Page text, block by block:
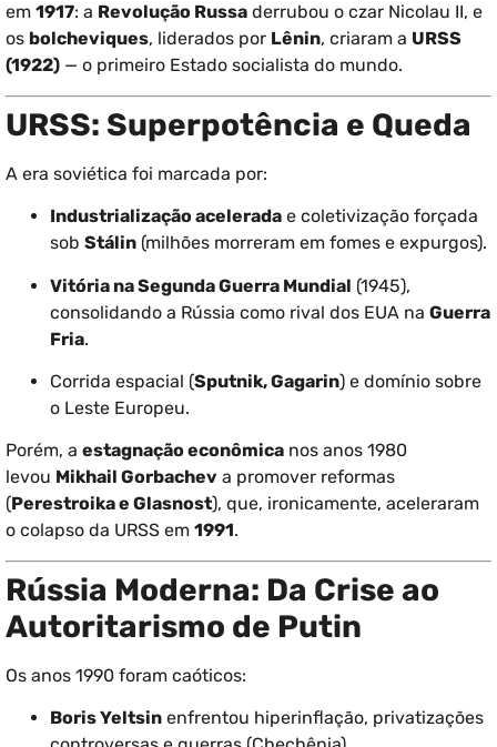
em 1917: a Revolução Russa derrubou o czar Nicolau II, e
os bolcheviques, liderados por Lênin, criaram a URSS
(1922) — o primeiro Estado socialista do mundo.
URSS: Superpotência e Queda
A era soviética foi marcada por:
Industrialização acelerada e coletivização forçada
sob Stálin (milhões morreram em fomes e expurgos).
Vitória na Segunda Guerra Mundial (1945),
consolidando a Rússia como rival dos EUA na Guerra
Fria.
Corrida espacial (Sputnik, Gagarin) e domínio sobre
o Leste Europeu.
Porém, a estagnação econômica nos anos 1980
levou Mikhail Gorbachev a promover reformas
(Perestroika e Glasnost), que, ironicamente, aceleraram
o colapso da URSS em 1991.
Rússia Moderna: Da Crise ao
Autoritarismo de Putin
Os anos 1990 foram caóticos:
Boris Yeltsin enfrentou hiperinflação, privatizações